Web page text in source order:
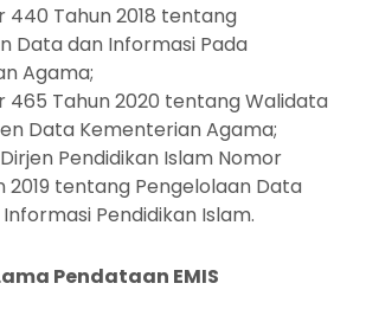
440 Tahun 2018 tentang
Data dan Informasi Pada
Agama;
465 Tahun 2020 tentang Walidata
Data Kementerian Agama;
Pendidikan Islam Nomor
2019 tentang Pengelolaan Data
Pendidikan Islam.
Pendataan EMIS